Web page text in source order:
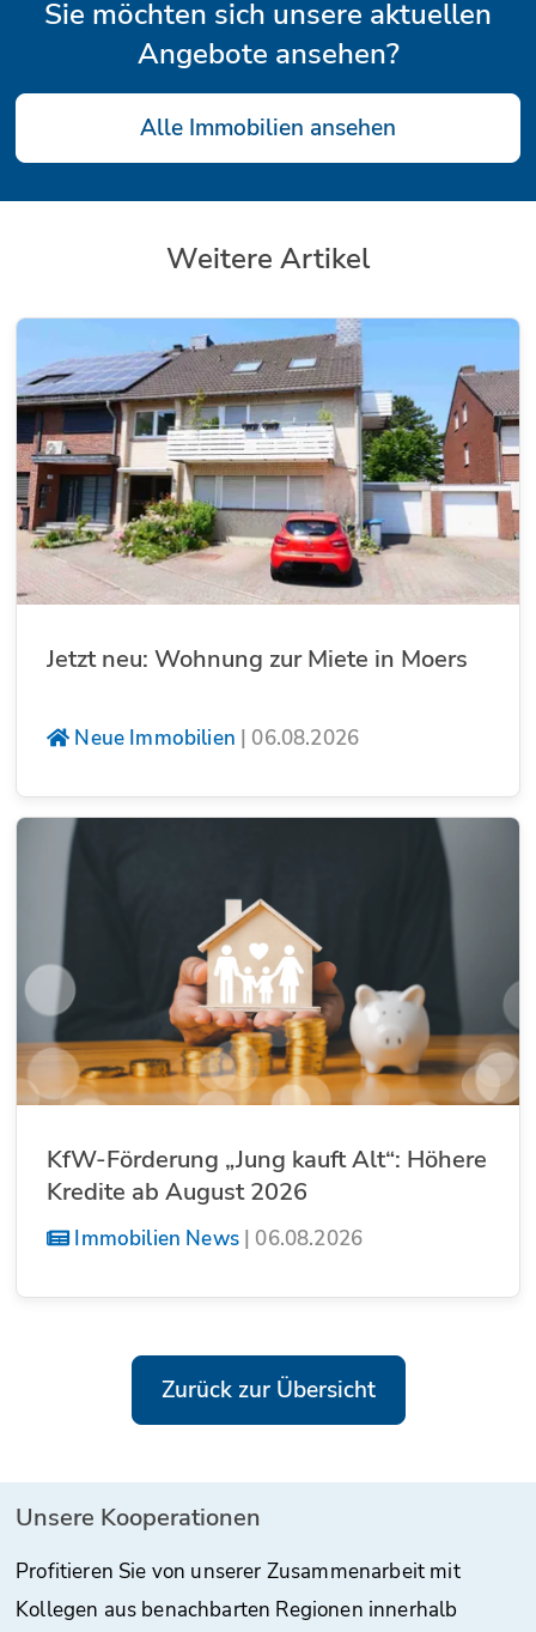
Sie möchten sich unsere aktuellen
Angebote ansehen?
Alle Immobilien ansehen
Weitere Artikel
Jetzt neu: Wohnung zur Miete in Moers
Neue Immobilien | 06.08.2026
KfW-Förderung „Jung kauft Alt“: Höhere
Kredite ab August 2026
Immobilien News| 06.08.2026
Zurück zur Übersicht
Unsere Kooperationen
Profitieren Sie von unserer Zusammenarbeit mit
Kollegen aus benachbarten Regionen innerhalb